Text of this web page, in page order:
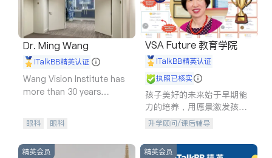
Dr. Ming Wang
iTalkBB精英认证
Wang Vision Institute has
more than 30 years
眼科 眼科
VSA Future 教育学院
iTalkBB精英认证
执照已核实
孩子美好的未来始于早期能
力的培养，用愿景激发孩子
的学习潜力和动力。理念：
石。
升学顾问/课后辅导
精英会员 精英会员